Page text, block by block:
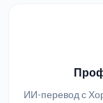
ИИ-перевод с